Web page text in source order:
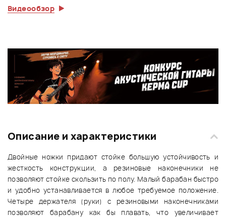
Видеообзор
Описание и характеристики
Двойные ножки придают стойке большую устойчивость и
жесткость конструкции, а резиновые наконечники не
позволяют стойке скользить по полу. Малый барабан быстро
и удобно устанавливается в любое требуемое положение.
Четыре держателя (руки) с резиновыми наконечниками
позволяют барабану как бы плавать, что увеличивает